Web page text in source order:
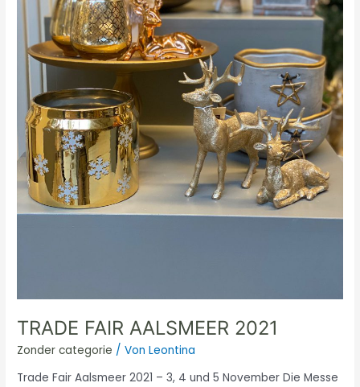
TRADE FAIR AALSMEER 2021
Zonder categorie / VonLeontina
Trade Fair Aalsmeer 2021 – 3, 4 und 5 November Die Messe